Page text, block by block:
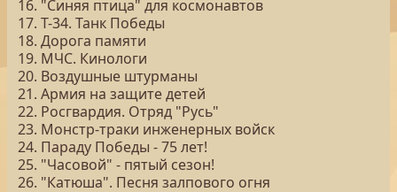
16. "Синяя птица" для космонавтов
17. Т-34. Танк Победы
18. Дорога памяти
19. МЧС. Кинологи
20. Воздушные штурманы
21. Армия на защите детей
22. Росгвардия. Отряд "Русь"
23. Монстр-траки инженерных войск
24. Параду Победы - 75 лет!
25. "Часовой" - пятый сезон!
26. "Катюша". Песня залпового огня